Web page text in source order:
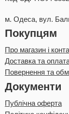
м. Одеса, вул.
Покупцям
Про магазин і
Доставка та
Повернення та
Документи
Публічна оферта